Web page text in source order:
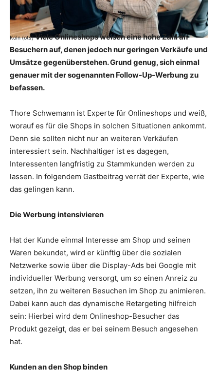
Köln (ots)Viele Onlineshops weisen eine hohe Zahl an
Besuchern auf, denen jedoch nur geringen Verkäufe und
Umsätze gegenüberstehen. Grund genug, sich einmal
genauer mit der sogenannten Follow-Up-Werbung zu
befassen.
Thore Schwemann ist Experte für Onlineshops und weiß,
worauf es für die Shops in solchen Situationen ankommt.
Denn sie sollten nicht nur an weiteren Verkäufen
interessiert sein. Nachhaltiger ist es dagegen,
Interessenten langfristig zu Stammkunden werden zu
lassen. In folgendem Gastbeitrag verrät der Experte, wie
das gelingen kann.
Die Werbung intensivieren
Hat der Kunde einmal Interesse am Shop und seinen
Waren bekundet, wird er künftig über die sozialen
Netzwerke sowie über die Display-Ads bei Google mit
individueller Werbung versorgt, um so einen Anreiz zu
setzen, ihn zu weiteren Besuchen im Shop zu animieren.
Dabei kann auch das dynamische Retargeting hilfreich
sein: Hierbei wird dem Onlineshop-Besucher das
Produkt gezeigt, das er bei seinem Besuch angesehen
hat.
Kunden an den Shop binden